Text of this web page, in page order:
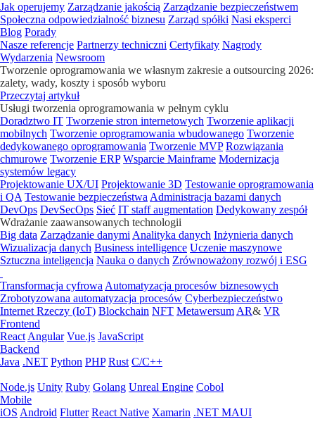
Jak operujemy Zarządzanie jakością Zarządzanie bezpieczeństwem
Społeczna odpowiedzialność biznesu Zarząd spółki Nasi eksperci
Blog Porady
Nasze referencje Partnerzy techniczni Certyfikaty Nagrody
Wydarzenia Newsroom
Tworzenie oprogramowania we własnym zakresie a outsourcing 2026:
zalety, wady, koszty i sposób wyboru
Przeczytaj artykuł
Usługi tworzenia oprogramowania w pełnym cyklu
Doradztwo IT Tworzenie stron internetowych Tworzenie aplikacji
mobilnych Tworzenie oprogramowania wbudowanego Tworzenie
dedykowanego oprogramowania Tworzenie MVP Rozwiązania
chmurowe Tworzenie ERP Wsparcie Mainframe Modernizacja
systemów legacy
Projektowanie UX/UI Projektowanie 3D Testowanie oprogramowania
i QA Testowanie bezpieczeństwa Administracja bazami danych
DevOps DevSecOps Sieć IT staff augmentation Dedykowany zespół
Wdrażanie zaawansowanych technologii
Big data Zarządzanie danymi Analityka danych Inżynieria danych
Wizualizacja danych Business intelligence Uczenie maszynowe
Sztuczna inteligencja Nauka o danych Zrównoważony rozwój i ESG
Transformacja cyfrowa Automatyzacja procesów biznesowych
Zrobotyzowana automatyzacja procesów Cyberbezpieczeństwo
Internet Rzeczy (IoT) Blockchain NFT Metawersum AR& VR
Frontend
React Angular Vue.js JavaScript
Backend
Java .NET Python PHP Rust C/C++
Node.js Unity Ruby Golang Unreal Engine Cobol
Mobile
iOS Android Flutter React Native Xamarin .NET MAUI